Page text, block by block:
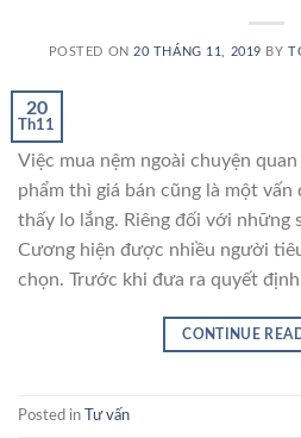
POSTED ON 20 THÁNG 11, 2019 BY
20
Th11
Việc mua nệm ngoài chuyện
phẩm thì giá bán cũng là một vấn
thấy lo lắng. Riêng đối với những
Cương hiện được nhiều người
chọn. Trước khi đưa ra quyết định
CONTINUE
Posted in Tư vấn